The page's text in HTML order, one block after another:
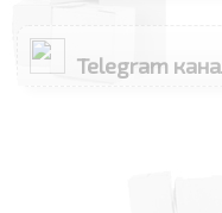
Telegram